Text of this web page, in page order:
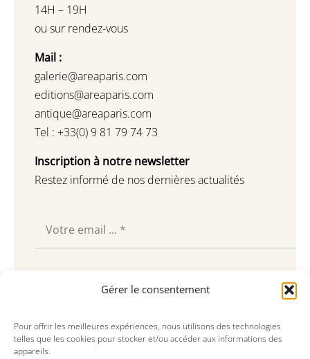
Gérer le consentement
Pour offrir les meilleures expériences, nous utilisons des technologies
telles que les cookies pour stocker et/ou accéder aux informations des
appareils.
14H – 19H
ou sur rendez-vous
Mail :
galerie@areaparis.com
editions@areaparis.com
antique@areaparis.com
Tel : +33(0) 9 81 79 74 73
Inscription à notre newsletter
Restez informé de nos dernières actualités
Souscrire